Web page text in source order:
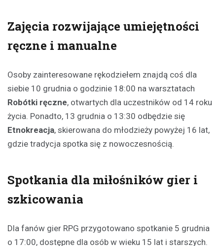
Zajęcia rozwijające umiejętności
ręczne i manualne
Osoby zainteresowane rękodziełem znajdą coś dla
siebie 10 grudnia o godzinie 18:00 na warsztatach
Robótki ręczne, otwartych dla uczestników od 14 roku
życia. Ponadto, 13 grudnia o 13:30 odbędzie się
Etnokreacja, skierowana do młodzieży powyżej 16 lat,
gdzie tradycja spotka się z nowoczesnością.
Spotkania dla miłośników gier i
szkicowania
Dla fanów gier RPG przygotowano spotkanie 5 grudnia
o 17:00, dostępne dla osób w wieku 15 lat i starszych.